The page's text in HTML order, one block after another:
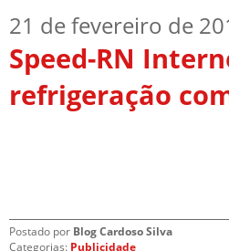
21 de fevereiro de
Speed-RN
refrigeração
Postado por Blog Cardoso Silva
Categorias: Publicidade